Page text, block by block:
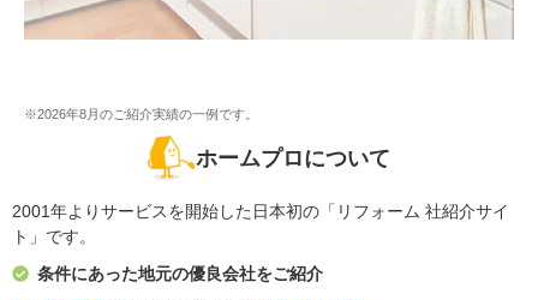
※2026年8月のご紹介実績の一例です。
ホームプロについて
2001年よりサービスを開始した日本初の「リフォーム 社紹介サイ
ト」です。
条件にあった地元の優良会社をご紹介